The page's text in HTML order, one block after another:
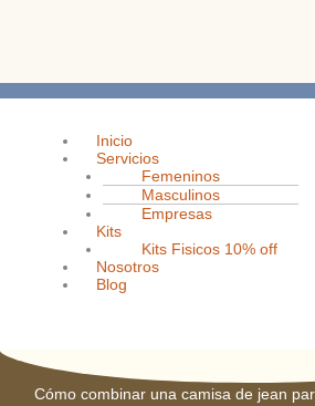
Inicio
Servicios
Femeninos
Masculinos
Empresas
Kits
Kits Fisicos 10% off
Nosotros
Blog
Cómo combinar una camisa de jean